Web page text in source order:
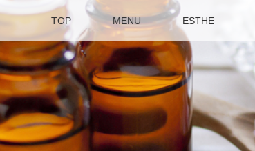
TOP MENU ESTHE